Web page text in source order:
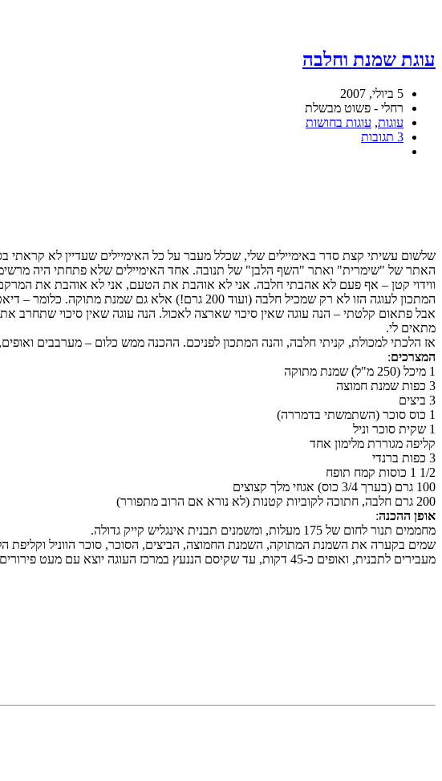
עוגת שמנת וחלבה
5 ביולי, 2007
רחלי - פשוט מבשלת
עוגות, עוגות בחושות
3 תגובות
האתר של "שימרית" ואתר "השף הלבן" של תנובה. אחד האימיילים שלא פתחתי היה
ווידוי קטן – אף פעם לא אהבתי חלבה. אני לא אוהבת את הטעם, אני לא אוהבת את
המתכון לעוגה הזו לא רק שמכיל חלבה (ועוד 200 גרם!) אלא גם שמנת מתוקה. כלומר – דיאטטי הוא לא.
אבל פתאום קלטתי – הנה עוגה שאין סיכוי שארצה לאכול. הנה עוגה שאין סיכוי
מתאים לי.
אז הלכתי למכולת, קניתי חלבה, והנה המתכון לפניכם. ההכנה ממש כלום – מערבבים
המצרכים:
1 מיכל (250 מ"ל) שמנת מתוקה
3 כפות שמנת חמוצה
3 ביצים
1 כוס סוכר (השתמשתי בדמררה)
1 שקית סוכר וניל
קליפה מגוררת מלימון אחד
3 כפות ברנדי
1/2 1 כוסות קמח תופח
100 גרם (בערך 3/4 כוס) אגוזי מלך קצוצים
200 גרם חלבה, חתוכה לקוביות קטנות (לא נורא אם הרוב מתפורר)
אופן ההכנה:
מחממים תנור לחום של 175 מעלות, ומשמנים תבנית אינגליש קייק גדולה.
שמים בקערה את השמנת המתוקה, השמנת החמוצה, הביצים, הסוכר, סוכר הווניל וקליפת
מעבירים לתבנית, ואופים כ-45 דקות, עד שקיסם הננעץ במרכז העוגה יוצא עם מעט פירורים.